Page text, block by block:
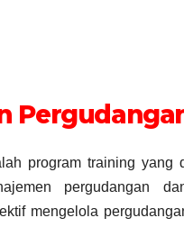
program training yang
pergudangan
mengelola